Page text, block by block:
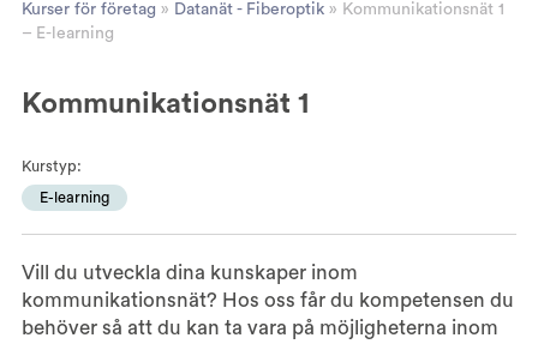
Kurser för företag » Datanät - Fiberoptik» Kommunikationsnät 1
– E-learning
Kommunikationsnät 1
Kurstyp:
E-learning
Vill du utveckla dina kunskaper inom
kommunikationsnät? Hos oss får du kompetensen du
behöver så att du kan ta vara på möjligheterna inom